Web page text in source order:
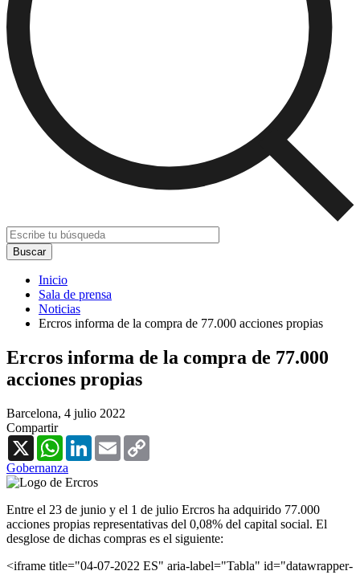
Inicio
Sala de prensa
Noticias
Ercros informa de la compra de 77.000 acciones propias
Ercros informa de la compra de 77.000
acciones propias
Barcelona, 4 julio 2022
Compartir
X
WhatsAppLinkedInEmail
Gobernanza
Entre el 23 de junio y el 1 de julio Ercros ha adquirido 77.000
acciones propias representativas del 0,08% del capital social. El
desglose de dichas compras es el siguiente:
<iframe title="04-07-2022 ES" aria-label="Tabla" id="datawrapper-